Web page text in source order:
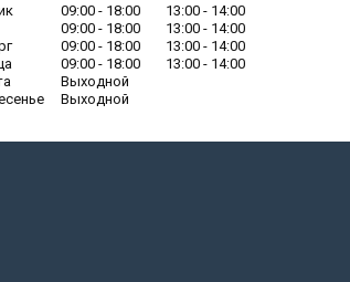
09:00 18:00 13:00
14:00
09:00 18:00 13:00
14:00
09:00 18:00 13:00
14:00
09:00 18:00 13:00
14:00
Выходной
Выходной